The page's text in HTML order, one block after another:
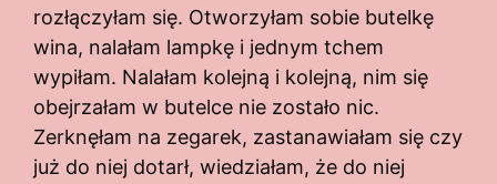
rozłączyłam się. Otworzyłam sobie butelkę
wina, nalałam lampkę i jednym tchem
wypiłam. Nalałam kolejną i kolejną, nim się
obejrzałam w butelce nie zostało nic.
Zerknęłam na zegarek, zastanawiałam się czy
już do niej dotarł, wiedziałam, że do niej